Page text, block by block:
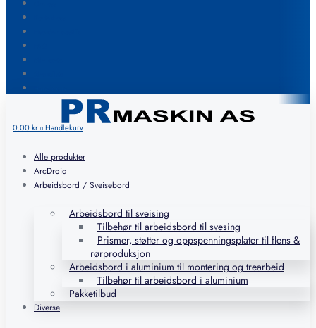
0.00kr 0 Handlekurv
Alle produkter
ArcDroid
Arbeidsbord / Sveisebord
Arbeidsbord til sveising
Tilbehør til arbeidsbord til svesing
Prismer, støtter og oppspenningsplater til flens &
rørproduksjon
Arbeidsbord i aluminium til montering og trearbeid
Tilbehør til arbeidsbord i aluminium
Pakketilbud
Diverse